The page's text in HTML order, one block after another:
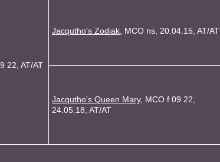
22, AT/AT
Jacqutho's Zodiak , MCO ns, 20.04.15, AT/AT
Jacqutho's Queen Mary, MCO f 09 22,
24.05.18, AT/AT